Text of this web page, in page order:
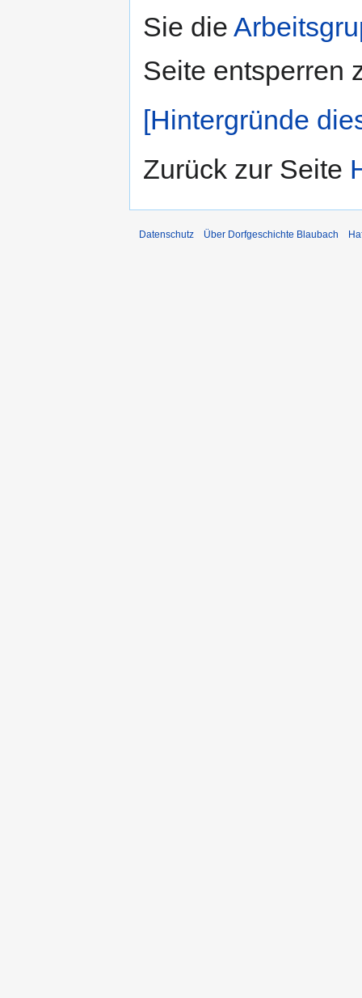
Sie die
Seite entsperren
[Hintergründe
Zurück zur Seite
Datenschutz Über Dorfgeschichte Blaubach